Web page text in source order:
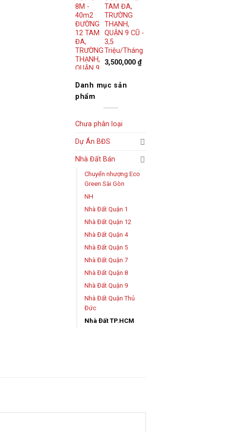
TAM ĐA,
TRƯỜNG
THẠNH,
QUẬN 9 CŨ -
3,5
Triệu/Tháng
3,500,000 ₫
Danh mục sản
phẩm
Chưa phân loại
Dự Án BĐS
Nhà Đất Bán
Chuyển nhượng Eco
Green Sài Gòn
NH
Nhà Đất Quận 1
Nhà Đất Quận 12
Nhà Đất Quận 4
Nhà Đất Quận 5
Nhà Đất Quận 7
Nhà Đất Quận 8
Nhà Đất Quận 9
Nhà Đất Quận Thủ
Đức
Nhà Đất TP.HCM